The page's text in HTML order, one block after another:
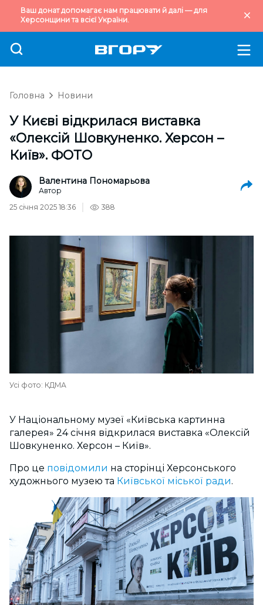
Ваш донат допомагає нам працювати й далі — для
Херсонщини та всієї України.
Головна Новини
У Києві відкрилася виставка
«Олексій Шовкуненко. Херсон –
Київ». ФОТО
Валентина Пономарьова
Автор
25 січня 2025 18:36
388
Усі фото: КДМА
У Національному музеї «Київська картинна
галерея» 24 січня відкрилася виставка «Олексій
Шовкуненко. Херсон – Київ».
Про це повідомили на сторінці Херсонського
художнього музею та Київської міської ради.